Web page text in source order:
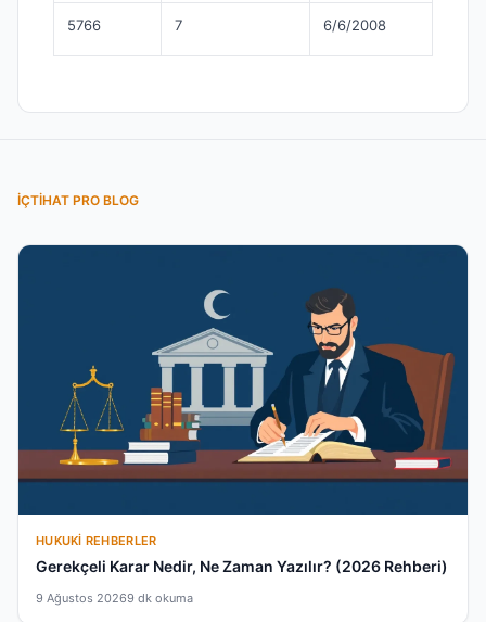
5766 7 6/6/2008
İÇTIHAT PRO BLOG
HUKUKI REHBERLER
Gerekçeli Karar Nedir, Ne Zaman Yazılır? (2026 Rehberi)
9 Ağustos 20269 dk okuma